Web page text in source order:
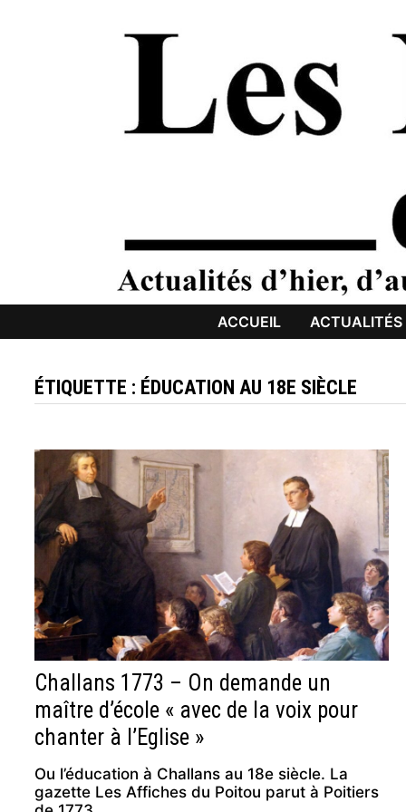
ACCUEIL ACTUALITÉS
ÉTIQUETTE : ÉDUCATION AU 18E SIÈCLE
Challans 1773 – On demande un
maître d’école « avec de la voix pour
chanter à l’Eglise »
Ou l’éducation à Challans au 18e siècle. La
gazette Les Affiches du Poitou parut à Poitiers